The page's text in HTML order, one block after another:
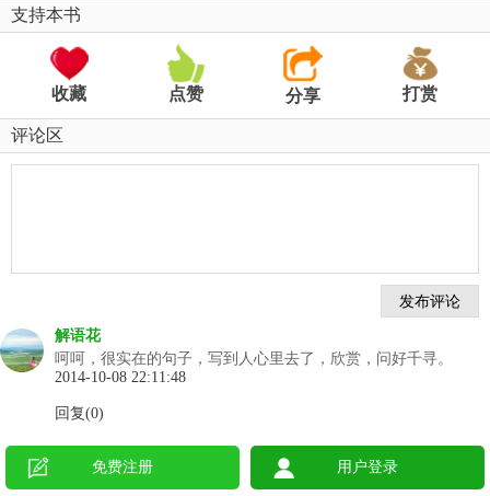
支持本书
收藏 点赞 分享 打赏
评论区
解语花
呵呵，很实在的句子，写到人心里去了，欣赏，问好千寻。
2014-10-08 22:11:48
回复(0)
免费注册 用户登录